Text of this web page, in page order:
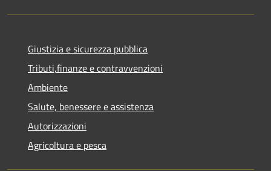
Giustizia e sicurezza pubblica
Tributi,finanze e contravvenzioni
Ambiente
Salute, benessere e assistenza
Autorizzazioni
Agricoltura e pesca